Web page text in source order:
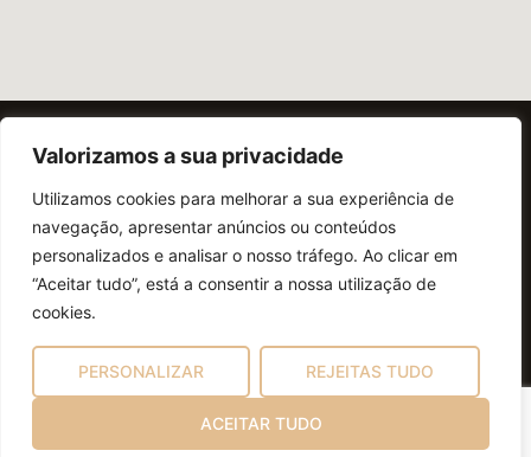
Valorizamos a sua privacidade
Utilizamos cookies para melhorar a sua experiência de
navegação, apresentar anúncios ou conteúdos
personalizados e analisar o nosso tráfego. Ao clicar em
“Aceitar tudo”, está a consentir a nossa utilização de
cookies.
PERSONALIZAR REJEITAS TUDO
ACEITAR TUDO
Política de Privacidade
Resolução de Lítigios
Copyright © 2024 Todos os Direitos Reservados.